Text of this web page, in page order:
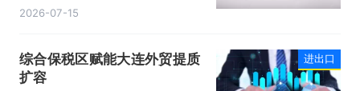
走势稳健。据海关统计，今年上半
14.73万亿元，增长13.4%，进口
10.74万亿元，增长22.1%。
2026-07-15
综合保税区赋能大连外贸提质
扩容
进出口